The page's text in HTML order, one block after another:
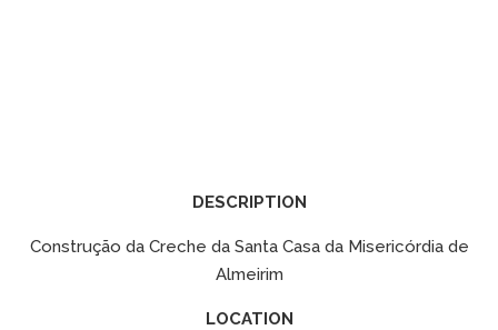
DESCRIPTION
Construção da Creche da Santa Casa da Misericórdia de
Almeirim
LOCATION